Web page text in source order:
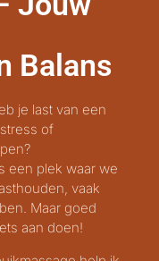
Balans
je last van een
of
een plek waar we
vaak
Maar goed
aan doen!